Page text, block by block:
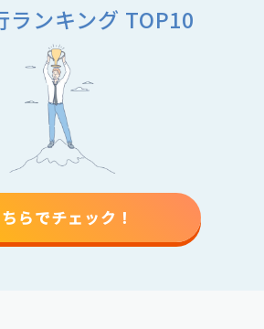
ランキング TOP10
らでチェック！